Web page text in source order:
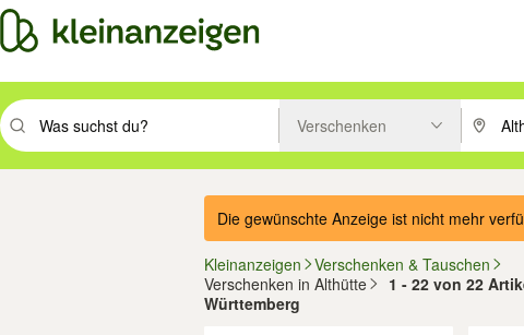
Suchbegriff eingeben. Eingabetaste drücken um zu suchen, oder
Verschenken PLZ
Die gewünschte Anzeige ist nicht mehr
Kleinanzeigen
Verschenken & Tauschen
Verschenken in Althütte
1 - 22 von 22
Württemberg